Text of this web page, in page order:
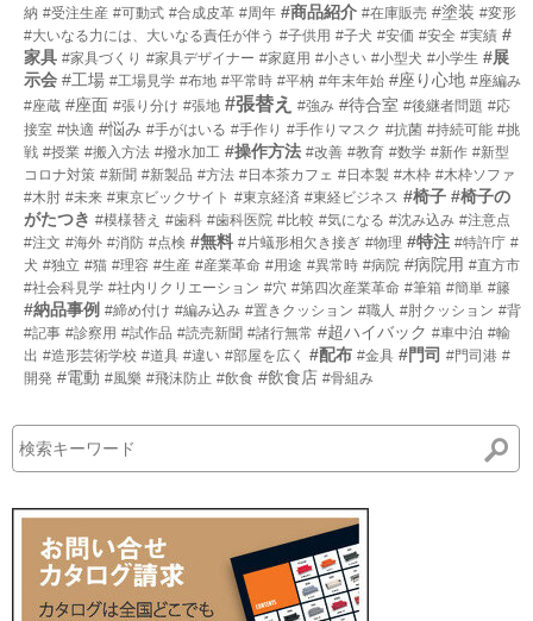
納 #受注生産 #可動式 #合成皮革 #周年 #商品紹介 #在庫販売 #塗装 #変形
#大いなる力には、大いなる責任が伴う #子供用 #子犬 #安価 #安全 #実績 #
家具 #家具づくり #家具デザイナー #家庭用 #小さい #小型犬 #小学生 #展
示会 #工場 #工場見学 #布地 #平常時 #平枘 #年末年始 #座り心地 #座編み
#座蔵 #座面 #張り分け #張地 #張替え #強み #待合室 #後継者問題 #応
接室 #快適 #悩み #手がはいる #手作り #手作りマスク #抗菌 #持続可能 #挑
戦 #授業 #搬入方法 #撥水加工 #操作方法 #改善 #教育 #数学 #新作 #新型
コロナ対策 #新聞 #新製品 #方法 #日本茶カフェ #日本製 #木枠 #木枠ソファ
#木肘 #未来 #東京ビックサイト #東京経済 #東経ビジネス #椅子 #椅子の
がたつき #模様替え #歯科 #歯科医院 #比較 #気になる #沈み込み #注意点
#注文 #海外 #消防 #点検 #無料 #片蟻形相欠き接ぎ #物理 #特注 #特許庁 #
犬 #独立 #猫 #理容 #生産 #産業革命 #用途 #異常時 #病院 #病院用 #直方市
#社会科見学 #社内リクリエーション #穴 #第四次産業革命 #筆箱 #簡単 #籐
#納品事例 #締め付け #編み込み #置きクッション #職人 #肘クッション #背
#記事 #診察用 #試作品 #読売新聞 #諸行無常 #超ハイバック #車中泊 #輸
出 #造形芸術学校 #道具 #違い #部屋を広く #配布 #金具 #門司 #門司港 #
開発 #電動 #風樂 #飛沫防止 #飲食 #飲食店 #骨組み